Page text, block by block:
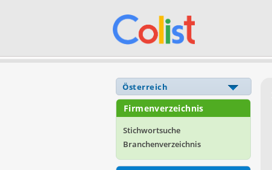
Firmenverzeichnis
Stichwortsuche
Branchenverzeichnis